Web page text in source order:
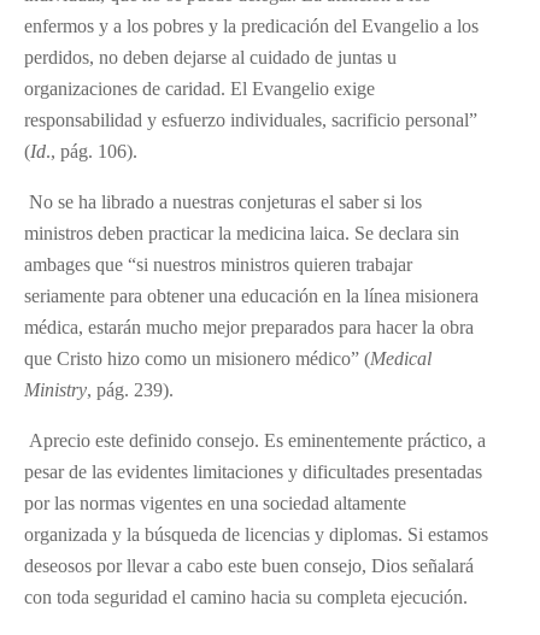
enfermos y a los pobres y la predicación del Evangelio a los
perdidos, no deben dejarse al cuidado de juntas u
organizaciones de caridad. El Evangelio exige
responsabilidad y esfuerzo individuales, sacrificio personal”
(Id., pág. 106).
No se ha librado a nuestras conjeturas el saber si los
ministros deben practicar la medicina laica. Se declara sin
ambages que “si nuestros ministros quieren trabajar
seriamente para obtener una educación en la línea misionera
médica, estarán mucho mejor preparados para hacer la obra
que Cristo hizo como un misionero médico” (Medical
Ministry, pág. 239).
Aprecio este definido consejo. Es eminentemente práctico, a
pesar de las evidentes limitaciones y dificultades presentadas
por las normas vigentes en una sociedad altamente
organizada y la búsqueda de licencias y diplomas. Si estamos
deseosos por llevar a cabo este buen consejo, Dios señalará
con toda seguridad el camino hacia su completa ejecución.